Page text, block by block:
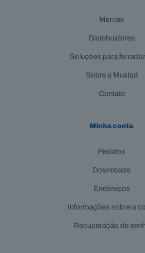
Marcas
Distribuidores
Soluções para
Sobre a Mustad
Contato
Minha conta
Pedidos
Downloads
Endereços
Informações sobre a
Recuperação de